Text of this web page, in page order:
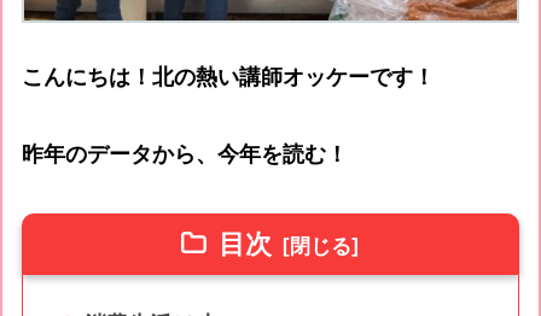
こんにちは！北の熱い講師オッケーです！
昨年のデータから、今年を読む！
目次